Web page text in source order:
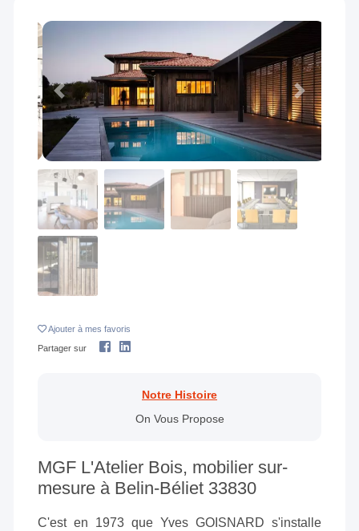
Previous Next
Ajouter à mes favoris
Partager sur
Notre Histoire
On Vous Propose
MGF L'Atelier Bois, mobilier sur-
mesure à Belin-Béliet 33830
C'est en 1973 que Yves GOISNARD s'installe